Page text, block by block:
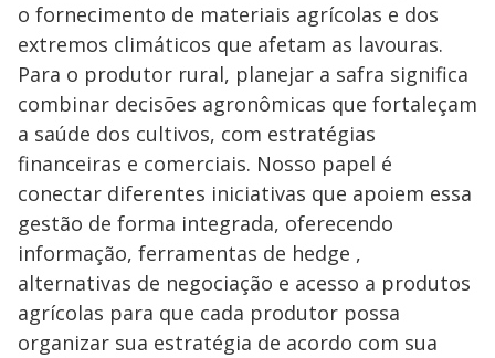
o fornecimento de materiais agrícolas e dos
extremos climáticos que afetam as lavouras.
Para o produtor rural, planejar a safra significa
combinar decisões agronômicas que fortaleçam
a saúde dos cultivos, com estratégias
financeiras e comerciais. Nosso papel é
conectar diferentes iniciativas que apoiem essa
gestão de forma integrada, oferecendo
informação, ferramentas de hedge ,
alternativas de negociação e acesso a produtos
agrícolas para que cada produtor possa
organizar sua estratégia de acordo com sua